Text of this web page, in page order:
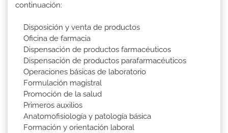
continuación:
Disposición y venta de productos
Oficina de farmacia
Dispensación de productos farmacéuticos
Dispensación de productos parafarmacéuticos
Operaciones básicas de laboratorio
Formulación magistral
Promoción de la salud
Primeros auxilios
Anatomofisiología y patología básica
Formación y orientación laboral